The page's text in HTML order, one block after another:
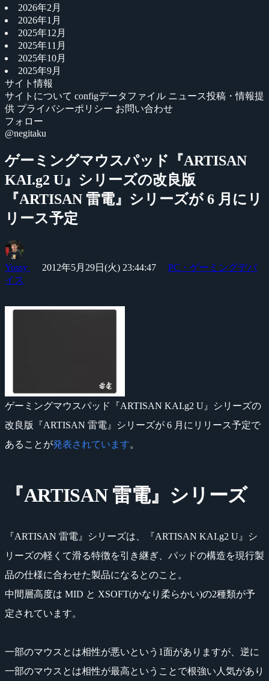
2026年2月
2026年1月
2025年12月
2025年11月
2025年10月
2025年9月
サイト情報
サイトについて configデータファイル ニュース投稿・情報提
供 プライバシーポリシー お問い合わせ
フォロー
@negitaku
ゲーミングマウスパッド『ARTISAN
KAI.g2 U』シリーズの改良版
『ARTISAN 雷電』シリーズが 6 月にリ
リース予定
Yossy 2012年5月29日(火) 23:44:47
PC・ゲーミングデバ
イス
ゲーミングマウスパッド『ARTISAN KAI.g2 U』シリーズの
改良版『ARTISAN 雷電』シリーズが 6 月にリリース予定で
あることが発表されています。
『ARTISAN 雷電』シリーズ
『ARTISAN 雷電』シリーズは、『ARTISAN KAI.g2 U』シ
リーズの軽くて滑る特徴を引き継ぎ、パッドの構造を現行製
品の仕様に合わせた製品になるとのこと。
中間層高度は MID と XSOFT(かなり柔らかい)の2種類が予
定されています。
一部のマウスとは相性が悪いという1面がありますが、逆に
一部のマウスとは相性が最高ということで根強い人気があり